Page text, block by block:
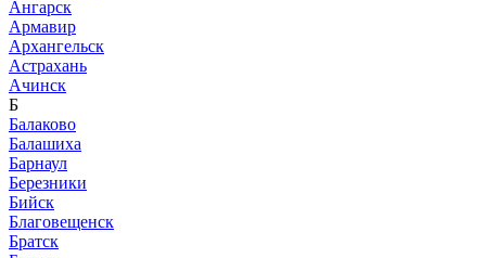
Ангарск
Армавир
Архангельск
Астрахань
Ачинск
Б
Балаково
Балашиха
Барнаул
Березники
Бийск
Благовещенск
Братск